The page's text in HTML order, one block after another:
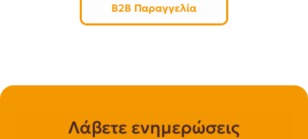
B2B Παραγγελία
Λάβετε ενημερώσεις